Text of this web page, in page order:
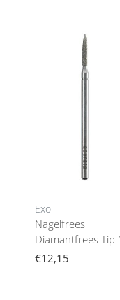
Exo
Nagelfrees
Diamantfrees Tip 1,6
/ 10,0 Mm Acurata
€12,15